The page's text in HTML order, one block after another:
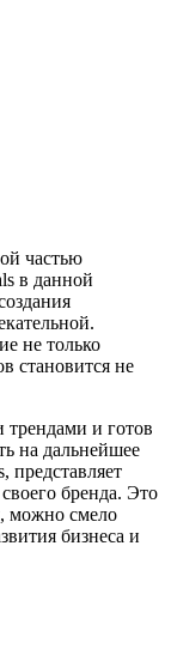
частью
в данной
не только
становится не
трендами и готов
на дальнейшее
представляет
бренда. Это
можно смело
бизнеса и